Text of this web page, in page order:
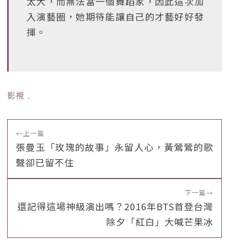
入演藝圈，她期待能讓自己的才藝好好發
揮。
影視 ﹒
←上一篇
張曼玉「玫瑰的故事」永留人心，黃鶯鶯的歌
聲卻已留不住
下一篇→
還記得這場神級演出嗎？2016年BTS首登台灣
除夕「紅白」大喊芒果冰